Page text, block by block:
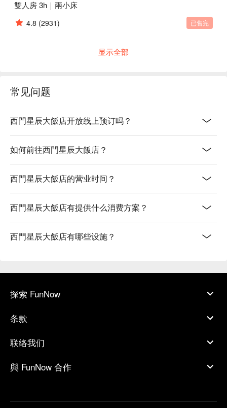
雙人房 3h｜兩小床
4.8 (2931) 已售完
显示全部
常见问题
西門星辰大飯店开放线上预订吗？
如何前往西門星辰大飯店？
西門星辰大飯店的营业时间？
西門星辰大飯店有提供什么消费方案？
西門星辰大飯店有哪些设施？
探索 FunNow
条款
联络我们
與 FunNow 合作